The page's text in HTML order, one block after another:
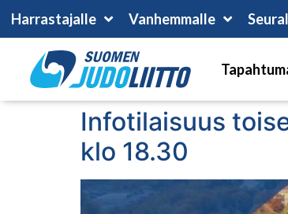
Harrastajalle Vanhemmalle
Infotilaisuus
klo 18.30